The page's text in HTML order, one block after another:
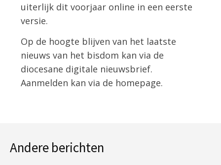
uiterlijk dit voorjaar online in een eerste
versie.
Op de hoogte blijven van het laatste
nieuws van het bisdom kan via de
diocesane digitale nieuwsbrief.
Aanmelden kan via de homepage.
Andere berichten